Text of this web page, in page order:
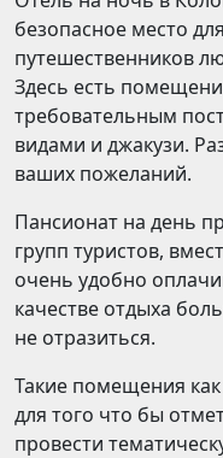
безопасное место
путешественников
Здесь есть
требовательным
видами и джакузи.
ваших пожеланий.
Пансионат на день
групп туристов,
очень удобно
качестве отдыха
не отразиться.
Такие помещения
для того что бы
провести